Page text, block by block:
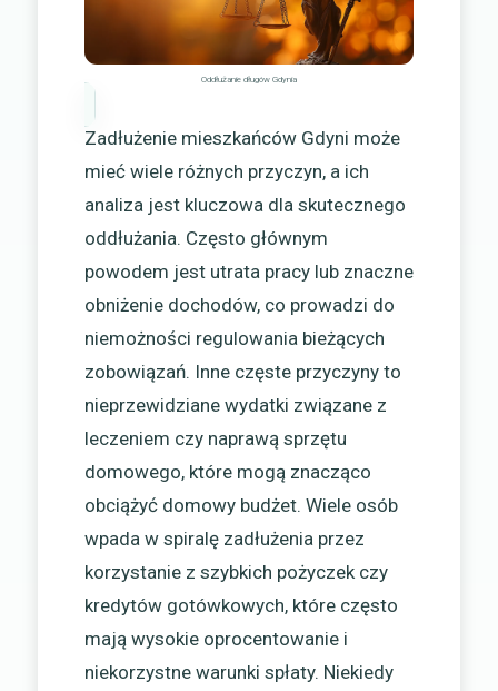
Oddłużanie długów Gdynia
Zadłużenie mieszkańców Gdyni może
mieć wiele różnych przyczyn, a ich
analiza jest kluczowa dla skutecznego
oddłużania. Często głównym
powodem jest utrata pracy lub znaczne
obniżenie dochodów, co prowadzi do
niemożności regulowania bieżących
zobowiązań. Inne częste przyczyny to
nieprzewidziane wydatki związane z
leczeniem czy naprawą sprzętu
domowego, które mogą znacząco
obciążyć domowy budżet. Wiele osób
wpada w spiralę zadłużenia przez
korzystanie z szybkich pożyczek czy
kredytów gotówkowych, które często
mają wysokie oprocentowanie i
niekorzystne warunki spłaty. Niekiedy